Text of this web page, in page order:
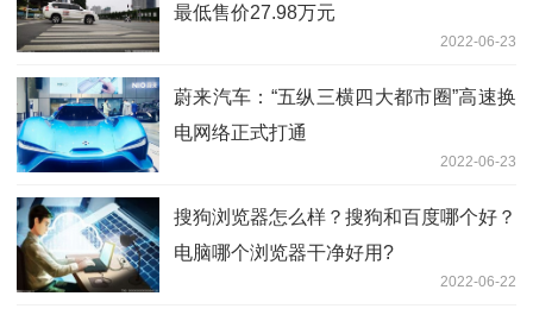
最低售价27.98万元
2022-06-23
蔚来汽车：“五纵三横四大都市圈”高速换
电网络正式打通
2022-06-23
搜狗浏览器怎么样？搜狗和百度哪个好？
电脑哪个浏览器干净好用?
2022-06-22